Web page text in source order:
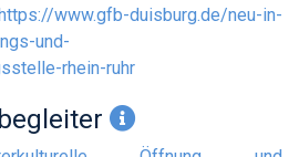
www.gfb-duisburg.de/neu-in-
und-
rhein-ruhr